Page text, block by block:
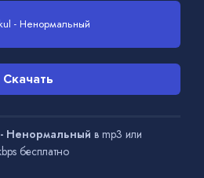
- Ненормальный
Скачать
Ненормальный в mp3 или
бесплатно